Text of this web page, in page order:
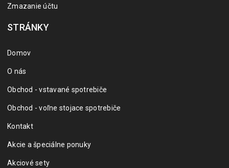
Zmazanie účtu
STRÁNKY
Domov
O nás
Obchod - vstavané spotrebiče
Obchod - voľne stojace spotrebiče
Kontakt
Akcie a špeciálne ponuky
Akciové sety